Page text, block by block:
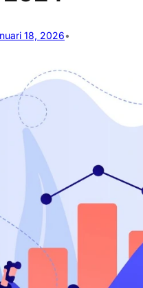
18, 2026•